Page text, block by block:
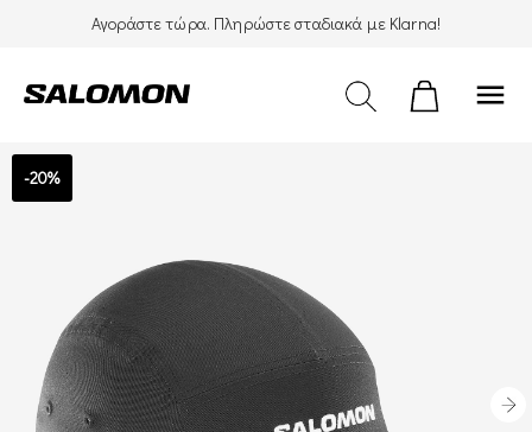
Αγοράστε τώρα. Πληρώστε σταδιακά με Klarna!
menu
-20%